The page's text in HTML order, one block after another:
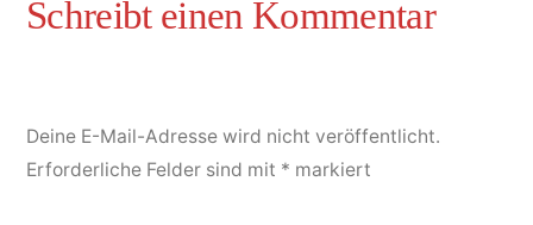
Deine E-Mail-Adresse wird nicht veröffentlicht.
Erforderliche Felder sind mit * markiert